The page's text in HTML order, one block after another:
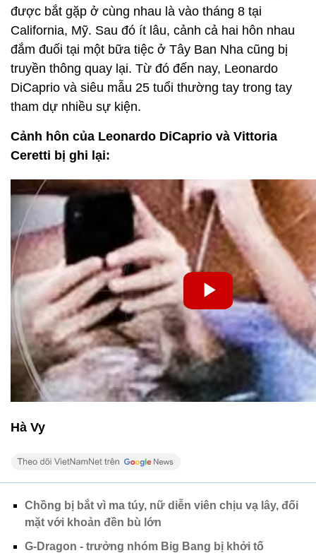
được bắt gặp ở cùng nhau là vào tháng 8 tại
California, Mỹ. Sau đó ít lâu, cảnh cả hai hôn nhau
đắm đuối tại một bữa tiệc ở Tây Ban Nha cũng bị
truyền thông quay lại. Từ đó đến nay, Leonardo
DiCaprio và siêu mẫu 25 tuổi thường tay trong tay
tham dự nhiều sự kiện.
Cảnh hôn của Leonardo DiCaprio và Vittoria
Ceretti bị ghi lại:
Hà Vy
Chồng bị bắt vì ma túy, nữ diễn viên chịu vạ lây, đối
mặt với khoản đền bù lớn
G-Dragon - trưởng nhóm Big Bang bị khởi tố